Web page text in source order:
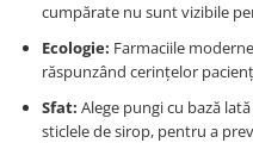
cumpărate nu sunt vizibile
Ecologie: Farmaciile
răspunzând cerințelor
Sfat: Alege pungi cu bază
sticlele de sirop, pentru a